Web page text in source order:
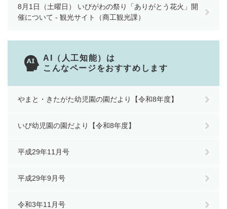
8月1日（土曜日） いびがわの祭り「ありがとう花火」開
催について - 観光サイト（商工観光課）
AI（人工知能）は
こんなページをおすすめします
やまと・きたがた幼児園の園だより【令和8年度】
いび幼児園の園だより【令和8年度】
平成29年11月号
平成29年9月号
令和3年11月号